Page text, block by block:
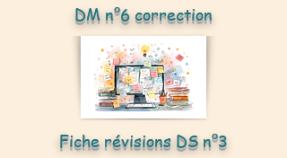
DM n°6 correction
Fiche révisions DS n°3